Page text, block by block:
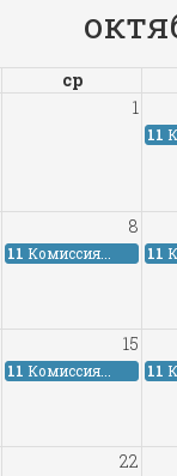
ср
1
11
8
11 Комиссия... 11
15
11 Комиссия... 11
22